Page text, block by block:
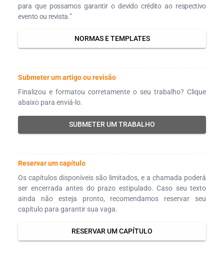
para que possamos garantir o devido crédito ao respectivo
evento ou revista.”
NORMAS E TEMPLATES
Submeter um artigo ou revisão
Finalizou e formatou corretamente o seu trabalho? Clique
abaixo para enviá-lo.
SUBMETER UM TRABALHO
Reservar um capítulo
Os capítulos disponíveis são limitados, e a chamada poderá
ser encerrada antes do prazo estipulado. Caso seu texto
ainda não esteja pronto, recomendamos reservar seu
capítulo para garantir sua vaga.
RESERVAR UM CAPÍTULO